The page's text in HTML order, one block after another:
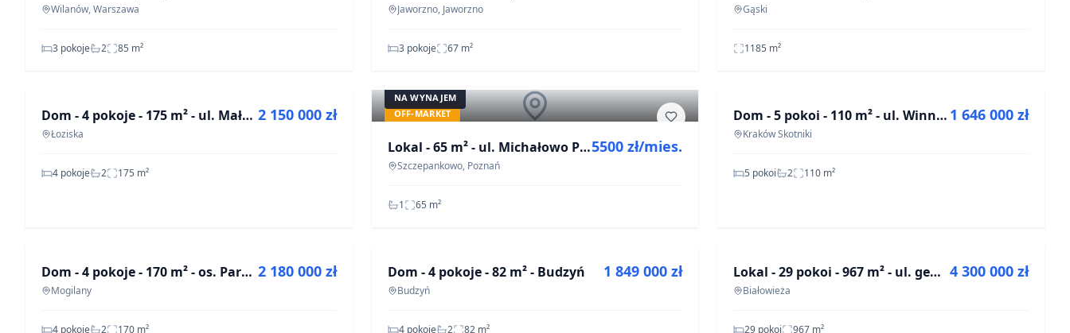
Wilanów, Warszawa
3 pokoje 2 85 m²
Jaworzno, Jaworzno
3 pokoje 67m²
Gąski
1185 m²
OFF-MARKET Dom - 4 pokoje - 175 m² - ul. Małej Łąki Łoziska
Łoziska
2 150 000 zł
4 pokoje 2 175 m²
OFF-MARKET
NA WYNAJEM
Lokal - 65 m² - ul. Michałowo Poznań
Szczepankowo, Poznań
5500 zł/mies.
1 65 m²
OFF-MARKET Dom - 5 pokoi - 110 m² - ul. Winnicka Kraków Skotniki
Kraków Skotniki
1 646 000 zł
5 pokoi 2 110 m²
OFF-MARKET Dom - 4 pokoje - 170 m² - os. Parkowe Wzgórze Mogilany
Mogilany
2 180 000 zł
4 pokoje 2 170 m²
OFF-MARKET
Dom - 4 pokoje - 82 m² - Budzyń
Budzyń
1 849 000 zł
4 pokoje 2 82m²
OFF-MARKET Lokal - 29 pokoi - 967 m² - ul. gen. Brygady Pilota Michała Polecha Białowieża
Białowieża
4 300 000 zł
29 pokoi 967 m²